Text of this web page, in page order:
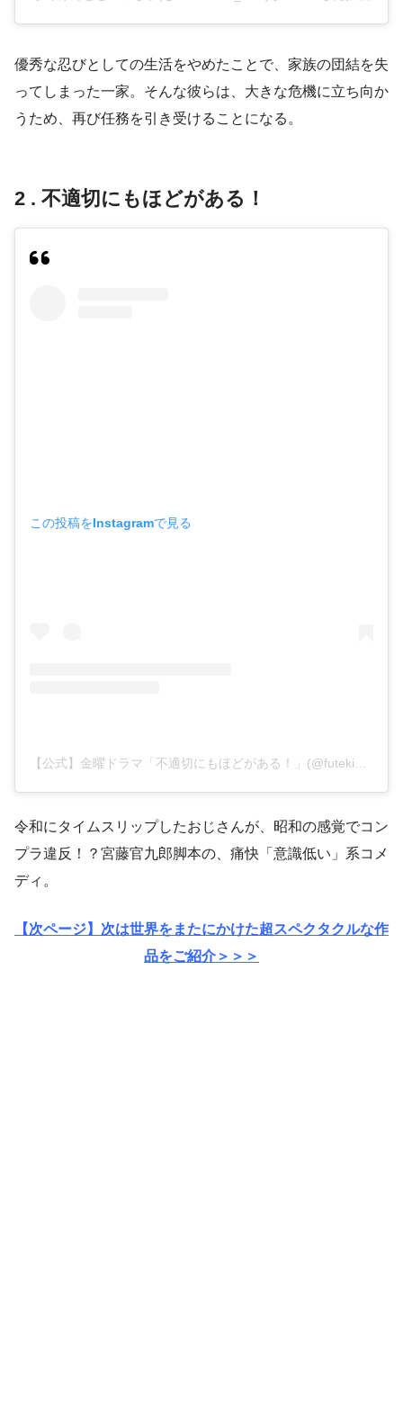
優秀な忍びとしての生活をやめたことで、家族の団結を失
ってしまった一家。そんな彼らは、大きな危機に立ち向か
うため、再び任務を引き受けることになる。
2 . 不適切にもほどがある！
この投稿をInstagramで見る
令和にタイムスリップしたおじさんが、昭和の感覚でコン
プラ違反！？宮藤官九郎脚本の、痛快「意識低い」系コメ
ディ。
【次ページ】次は世界をまたにかけた超スペクタクルな作
品をご紹介＞＞＞